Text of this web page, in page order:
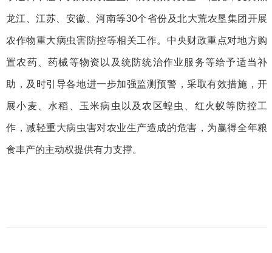
龙江、江苏、安徽、河南等30个省份及北大荒农垦集团开展
农作物重大病虫害防控等相关工作。中央财政重点对地方购
置农药、药械等物资以及统防统治作业服务等给予适当补
助，及时引导各地进一步加强监测预警，采取有效措施，开
展小麦、水稻、玉米病虫以及农区蝗虫、红火蚁等防控工
作，减轻重大病虫害对农业生产造成的危害，为赢得全年粮
食丰产的主动权提供有力支撑。